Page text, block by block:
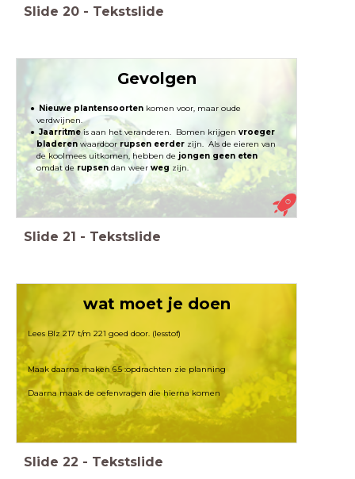
Slide 20 - Tekstslide
Gevolgen
Nieuwe plantensoortenkomen voor, maar oude
verdwijnen.
Jaarritmeis aan het veranderen. Bomen krijgen vroeger
bladeren waardoor rupsen eerder zijn. Als de eieren van
de koolmees uitkomen, hebben de jongen geen eten
omdat de rupsen dan weer weg zijn.
Slide 21 - Tekstslide
wat moet je doen
Lees Blz 217 t/m 221 goed door. (lesstof)
Maak daarna maken 6.5 :opdrachten zie planning
Daarna maak de oefenvragen die hierna komen
Slide 22 - Tekstslide